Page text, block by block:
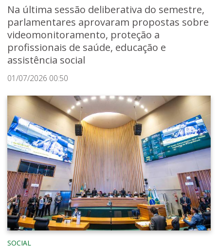
Na última sessão deliberativa do semestre,
parlamentares aprovaram propostas sobre
videomonitoramento, proteção a
profissionais de saúde, educação e
assistência social
01/07/2026 00:50
SOCIAL